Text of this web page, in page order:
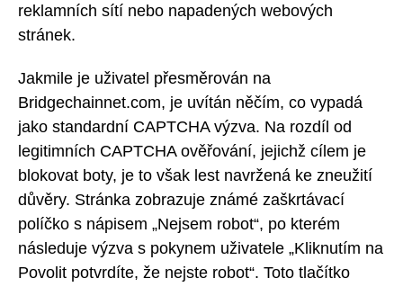
reklamních sítí nebo napadených webových
stránek.
Jakmile je uživatel přesměrován na
Bridgechainnet.com, je uvítán něčím, co vypadá
jako standardní CAPTCHA výzva. Na rozdíl od
legitimních CAPTCHA ověřování, jejichž cílem je
blokovat boty, je to však lest navržená ke zneužití
důvěry. Stránka zobrazuje známé zaškrtávací
políčko s nápisem „Nejsem robot“, po kterém
následuje výzva s pokynem uživatele „Kliknutím na
Povolit potvrdíte, že nejste robot“. Toto tlačítko